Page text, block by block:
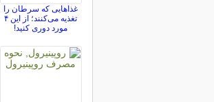
غذاهایی که سرطان را
تغذیه می‌کنند؛ از این ۴
مورد دوری کنید!